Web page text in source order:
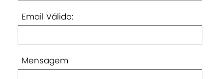
Email Válido:
Mensagem